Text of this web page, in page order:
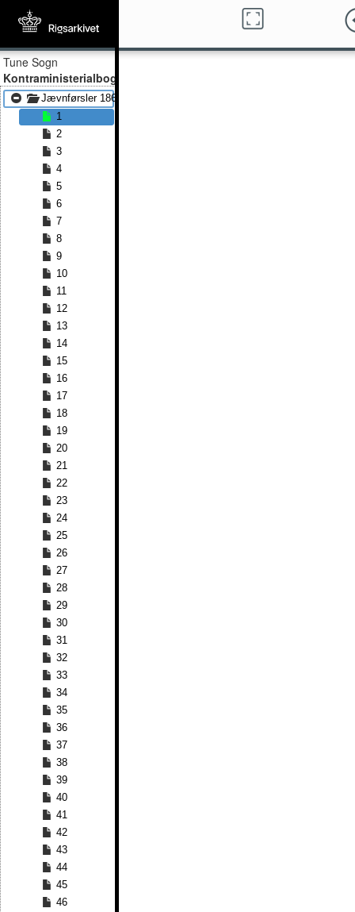
Tune Sogn
Kontraministerialbog
Jævnførsler 1861 - Jævnførsler 1888
1
2
3
4
5
6
7
8
9
10
11
12
13
14
15
16
17
18
19
20
21
22
23
24
25
26
27
28
29
30
31
32
33
34
35
36
37
38
39
40
41
42
43
44
45
46